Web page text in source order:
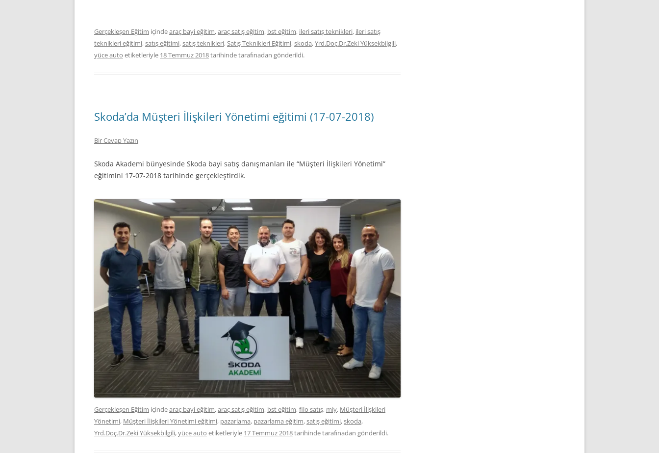
Gerçekleşen Eğitim içindearaç bayi eğitim,araç satış eğitim, bst eğitim, ileri satış teknikleri, ileri satış
teknikleri eğitimi,satış eğitimi,satış teknikleri,Satış Teknikleri Eğitimi,skoda,Yrd.Doç.Dr.Zeki Yüksekbilgili,
yüce auto etiketleriyle 18 Temmuz 2018tarihindetarafınadan gönderildi.
Skoda’da Müşteri İlişkileri Yönetimi eğitimi (17-07-2018)
Bir Cevap Yazın
Skoda Akademi bünyesinde Skoda bayi satış danışmanları ile “Müşteri İlişkileri Yönetimi”
eğitimini 17-07-2018 tarihinde gerçekleştirdik.
Gerçekleşen Eğitim içindearaç bayi eğitim,araç satış eğitim, bst eğitim,filo satış, miy, Müşteri İlişkileri
Yönetimi, Müşteri İlişkileri Yönetimi eğitimi, pazarlama, pazarlama eğitim,satış eğitimi,skoda,
Yrd.Doç.Dr.Zeki Yüksekbilgili,yüce auto etiketleriyle 17 Temmuz 2018tarihindetarafınadan gönderildi.